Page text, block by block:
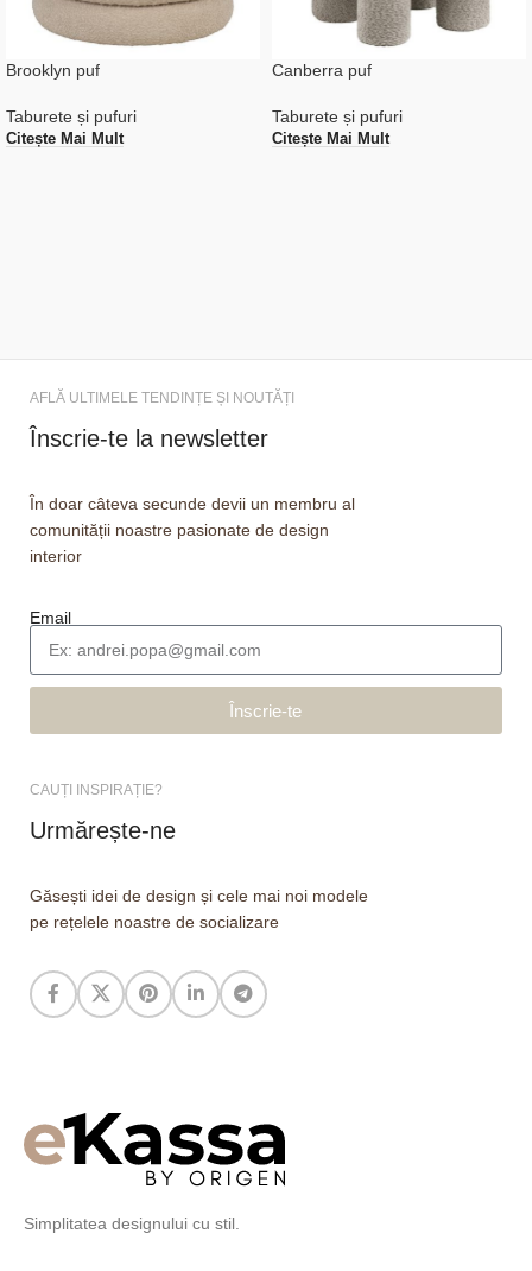
Brooklyn puf
Taburete și pufuri
Citește Mai Mult
Canberra puf
Taburete și pufuri
Citește Mai Mult
AFLĂ ULTIMELE TENDINȚE ȘI NOUTĂȚI
Înscrie-te la newsletter
În doar câteva secunde devii un membru al
comunității noastre pasionate de design
interior
Email
Înscrie-te
CAUȚI INSPIRAȚIE?
Urmărește-ne
Găsești idei de design și cele mai noi modele
pe rețelele noastre de socializare
Simplitatea designului cu stil.